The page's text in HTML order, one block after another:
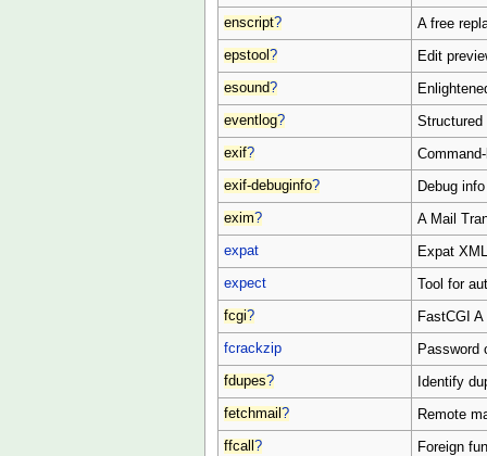
enscript? A free
epstool? Edit
esound?
eventlog? Structured
exif?
exif-debuginfo? Debug
exim? A Mail
expat Expat
expect Tool for
fcgi? FastCGI
fcrackzip Password
fdupes? Identify
fetchmail? Remote
ffcall? Foreign